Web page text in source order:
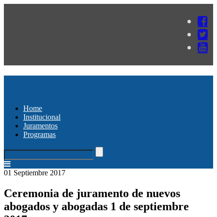
Home
Institucional
Juramentos
Programas
01 Septiembre 2017
Ceremonia de juramento de nuevos
abogados y abogadas 1 de septiembre